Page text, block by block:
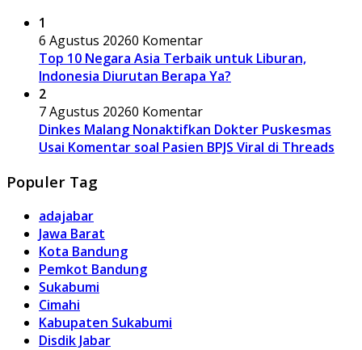
1
6 Agustus 20260 Komentar
Top 10 Negara Asia Terbaik untuk Liburan,
Indonesia Diurutan Berapa Ya?
2
7 Agustus 20260 Komentar
Dinkes Malang Nonaktifkan Dokter Puskesmas
Usai Komentar soal Pasien BPJS Viral di Threads
Populer Tag
adajabar
Jawa Barat
Kota Bandung
Pemkot Bandung
Sukabumi
Cimahi
Kabupaten Sukabumi
Disdik Jabar